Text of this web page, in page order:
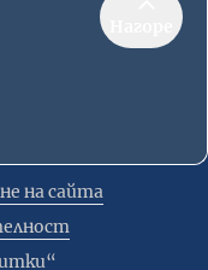
на сайта